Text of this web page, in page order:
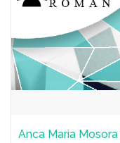
Anca Maria